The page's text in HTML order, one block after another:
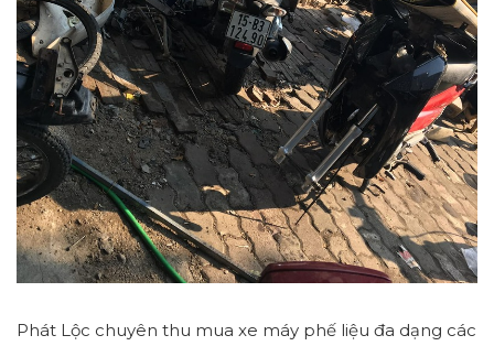
Phát Lộc chuyên thu mua xe máy phế liệu đa dạng các